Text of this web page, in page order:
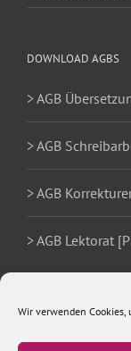
Wir verwenden Cookies,
DOWNLOAD AGBS
> AGB
> AGB
> AGB
> AGB Lektorat